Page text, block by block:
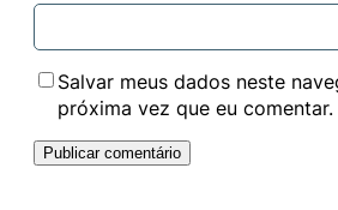
Salvar meus dados neste
próxima vez que eu comentar.